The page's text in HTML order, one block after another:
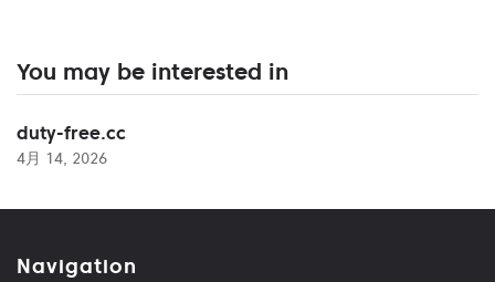
You may be interested in
duty-free.cc
4月 14, 2026
Navigation